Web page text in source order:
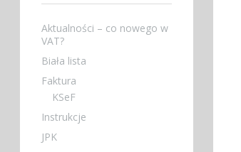
Aktualności – co nowego w
VAT?
Biała lista
Faktura
KSeF
Instrukcje
JPK